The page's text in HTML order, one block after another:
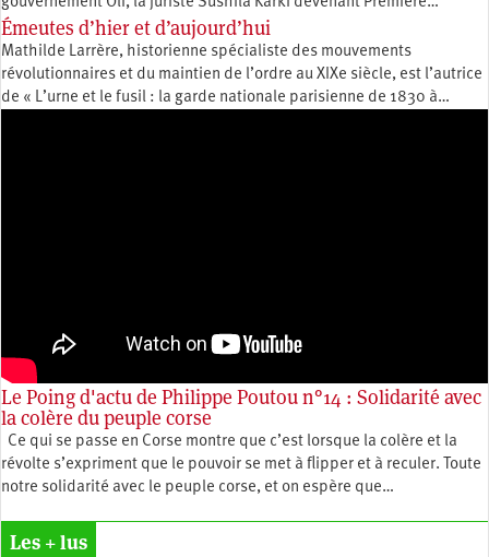
Émeutes d’hier et d’aujourd’hui
Mathilde Larrère, historienne spécialiste des mouvements
révolutionnaires et du maintien de l’ordre au XIXe siècle, est l’autrice
de « L’urne et le fusil : la garde nationale parisienne de 1830 à…
Le Poing d'actu de Philippe Poutou n°14 : Solidarité avec
la colère du peuple corse
Ce qui se passe en Corse montre que c’est lorsque la colère et la
révolte s’expriment que le pouvoir se met à flipper et à reculer. Toute
notre solidarité avec le peuple corse, et on espère que…
Les + lus